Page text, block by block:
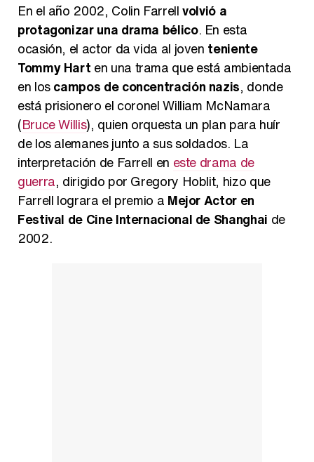
En el año 2002, Colin Farrellvolvió a
protagonizar una drama bélico. En esta
ocasión, el actor da vida al joven teniente
Tommy Hart en una trama que está ambientada
en loscampos de concentración nazis, donde
está prisionero el coronel William McNamara
(Bruce Willis), quien orquesta un plan para huír
de los alemanes junto a sus soldados. La
interpretación de Farrell en este drama de
guerra, dirigido por Gregory Hoblit, hizo que
Farrell lograra el premio a Mejor Actor en
Festival de Cine Internacional de Shanghai de
2002.